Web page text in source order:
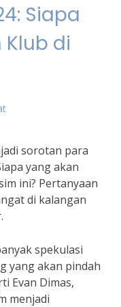
Siapa
di
sorotan para
yang akan
ini? Pertanyaan
di kalangan
spekulasi
yang akan pindah
Evan Dimas,
menjadi